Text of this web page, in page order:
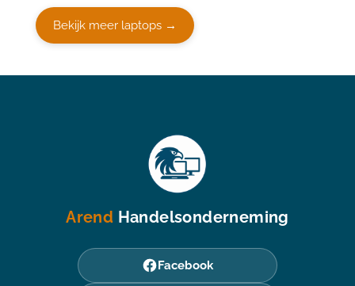
Bekijk meer laptops →
Arend Handelsonderneming
Facebook